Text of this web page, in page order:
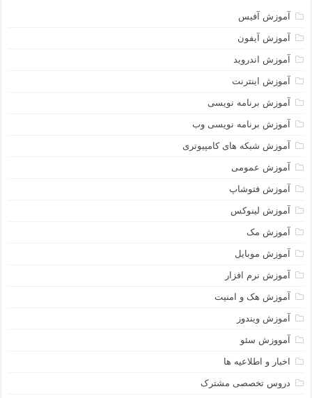
آموزش آفیس
آموزش آیفون
آموزش اندروید
آموزش اینترنت
آموزش برنامه نویسی
آموزش برنامه نویسی وب
آموزش شبکه های کامپیوتری
آموزش عمومی
آموزش فتوشاپ
آموزش لینوکس
آموزش مک
آموزش موبایل
آموزش نرم افزار
آموزش هک و امنیت
آموزش ویندوز
آمووزش سئو
اخبار و اطلاعیه ها
دروس تخصصی مشترک